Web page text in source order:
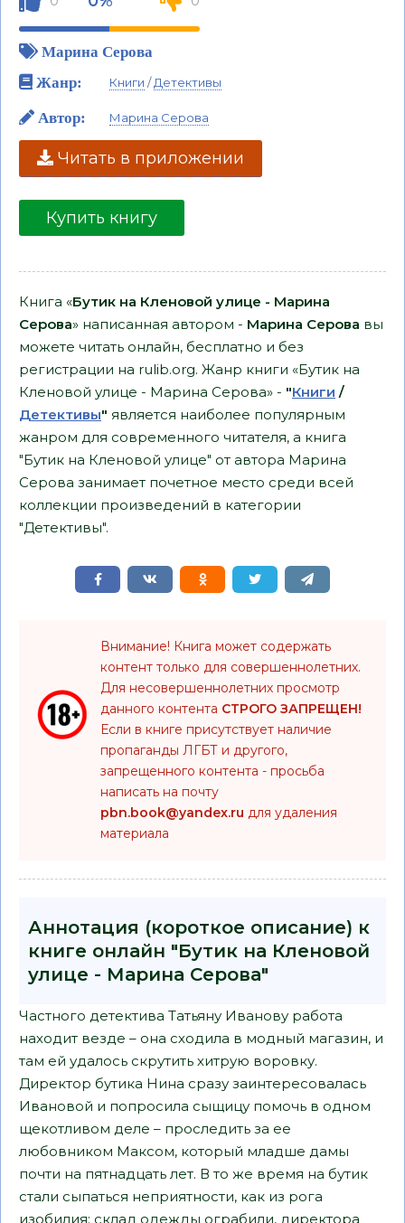
Марина Серова
Жанр:
Книги /Детективы
Автор: Марина Серова
Читать в приложении
Купить книгу
Книга «Бутик на Кленовой улице - Марина
Серова» написанная автором - Марина Серова вы
можете читать онлайн, бесплатно и без
регистрации на rulib.org. Жанр книги «Бутик на
Кленовой улице - Марина Серова» - "Книги /
Детективы" является наиболее популярным
жанром для современного читателя, а книга
"Бутик на Кленовой улице" от автора Марина
Серова занимает почетное место среди всей
коллекции произведений в категории
"Детективы".
Внимание! Книга может содержать
контент только для совершеннолетних.
Для несовершеннолетних просмотр
данного контента СТРОГО ЗАПРЕЩЕН!
Если в книге присутствует наличие
пропаганды ЛГБТ и другого,
запрещенного контента - просьба
написать на почту
pbn.book@yandex.ru для удаления
материала
Аннотация (короткое описание) к
книге онлайн "Бутик на Кленовой
улице - Марина Серова"
Частного детектива Татьяну Иванову работа
находит везде – она сходила в модный магазин, и
там ей удалось скрутить хитрую воровку.
Директор бутика Нина сразу заинтересовалась
Ивановой и попросила сыщицу помочь в одном
щекотливом деле – проследить за ее
любовником Максом, который младше дамы
почти на пятнадцать лет. В то же время на бутик
стали сыпаться неприятности, как из рога
изобилия: склад одежды ограбили, директора